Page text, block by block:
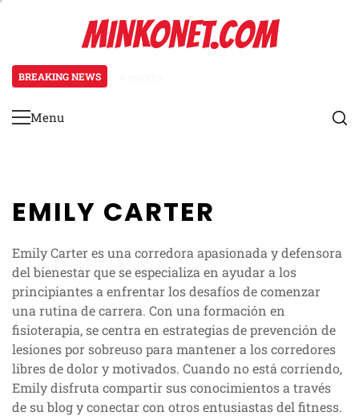
MINKONET.COM
BREAKING NEWS
Primary
Menu
EMILY CARTER
Emily Carter es una corredora apasionada y defensora
del bienestar que se especializa en ayudar a los
principiantes a enfrentar los desafíos de comenzar
una rutina de carrera. Con una formación en
fisioterapia, se centra en estrategias de prevención de
lesiones por sobreuso para mantener a los corredores
libres de dolor y motivados. Cuando no está corriendo,
Emily disfruta compartir sus conocimientos a través
de su blog y conectar con otros entusiastas del fitness.